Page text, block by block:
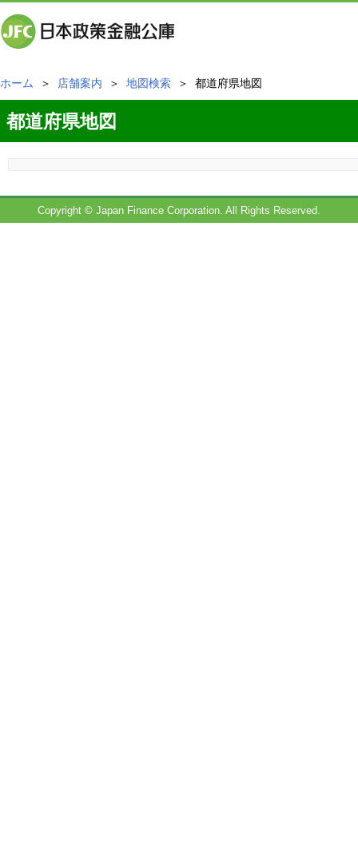
ホーム ＞ 店舗案内 ＞ 地図検索 ＞ 都道府県地図
都道府県地図
Copyright © Japan Finance Corporation. All Rights Reserved.